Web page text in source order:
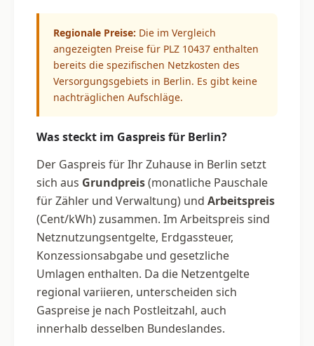
Regionale Preise: Die im Vergleich
angezeigten Preise für PLZ 10437 enthalten
bereits die spezifischen Netzkosten des
Versorgungsgebiets in Berlin. Es gibt keine
nachträglichen Aufschläge.
Was steckt im Gaspreis für Berlin?
Der Gaspreis für Ihr Zuhause in Berlin setzt
sich aus Grundpreis(monatliche Pauschale
für Zähler und Verwaltung) und Arbeitspreis
(Cent/kWh) zusammen. Im Arbeitspreis sind
Netznutzungsentgelte, Erdgassteuer,
Konzessionsabgabe und gesetzliche
Umlagen enthalten. Da die Netzentgelte
regional variieren, unterscheiden sich
Gaspreise je nach Postleitzahl, auch
innerhalb desselben Bundeslandes.